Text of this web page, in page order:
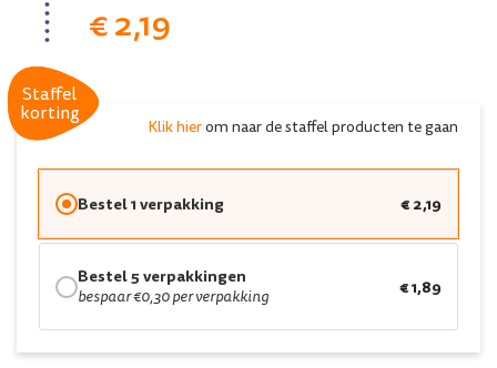
€ 2,19
Staffel
korting
Klik hierom naar de staffel producten te gaan
Staffel
korting
Bestel 1 verpakking € 2,19
Bestel 5 verpakkingen
bespaar €0,30 per verpakking € 1,89